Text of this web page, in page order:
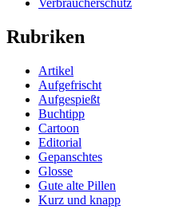
Verbraucherschutz
Rubriken
Artikel
Aufgefrischt
Aufgespießt
Buchtipp
Cartoon
Editorial
Gepanschtes
Glosse
Gute alte Pillen
Kurz und knapp